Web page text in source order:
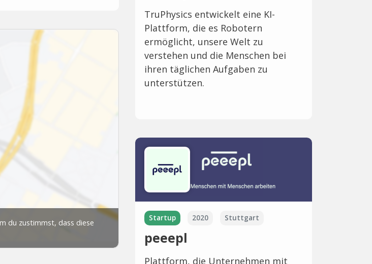
TruPhysics entwickelt eine KI-
Plattform, die es Robotern
ermöglicht, unsere Welt zu
verstehen und die Menschen bei
ihren täglichen Aufgaben zu
unterstützen.
Startup 2020 Stuttgart
peeepl
Plattform, die Unternehmen mit